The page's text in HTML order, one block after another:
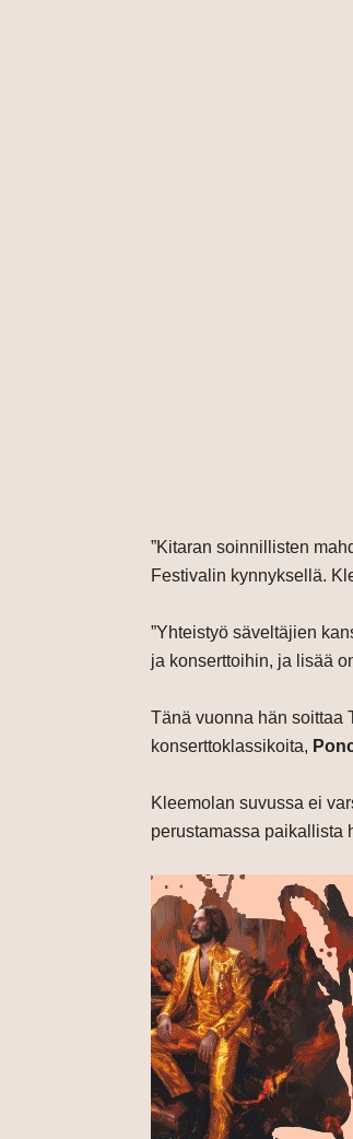
”Kitaran soinnillisten
Festivalin kynnyksellä.
”Yhteistyö säveltäjien
ja konserttoihin, ja lisää
Tänä vuonna hän soittaa
konserttoklassikoita,
Kleemolan suvussa ei
perustamassa paikallista